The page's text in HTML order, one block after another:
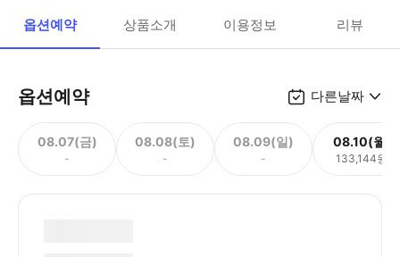
옵션예약 상품소개 이용정보 리뷰
옵션예약 다른날짜
08.07(금)
-
08.08(토)
-
08.09(일)
-
08.10(월)
133,144원